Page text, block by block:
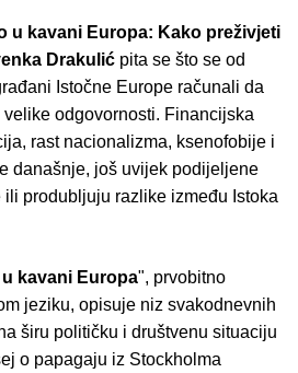
u kavani Europa: Kako preživjeti
Drakulić pita se što se od
Istočne Europe računali da
odgovornosti. Financijska
rast nacionalizma, ksenofobije i
današnje, još uvijek podijeljene
produbljuju razlike između Istoka
kavani Europa", prvobitno
jeziku, opisuje niz svakodnevnih
širu političku i društvenu situaciju
o papagaju iz Stockholma